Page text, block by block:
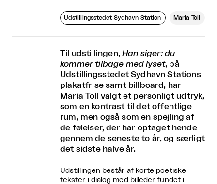
Udstillingsstedet Sydhavn Station Maria Toll
Til udstillingen,Han siger: du
kommer tilbage med lyset, på
Udstillingsstedet Sydhavn Stations
plakatfrise samt billboard, har
Maria Toll valgt et personligt udtryk,
som en kontrast til det offentlige
rum, men også som en spejling af
de følelser, der har optaget hende
gennem de seneste to år, og særligt
det sidste halve år.
Udstillingen består af korte poetiske
tekster i dialog med billeder fundet i